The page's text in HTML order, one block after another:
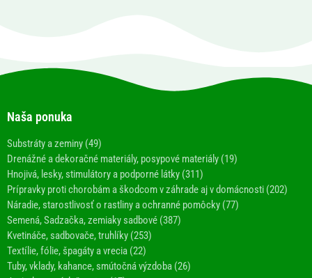
Naša ponuka
Substráty a zeminy (49)
Drenážné a dekoračné materiály, posypové materiály (19)
Hnojivá, lesky, stimulátory a podporné látky (311)
Prípravky proti chorobám a škodcom v záhrade aj v domácnosti (202)
Náradie, starostlivosť o rastliny a ochranné pomôcky (77)
Semená, Sadzačka, zemiaky sadbové (387)
Kvetináče, sadbovače, truhlíky (253)
Textílie, fólie, špagáty a vrecia (22)
Tuby, vklady, kahance, smútočná výzdoba (26)